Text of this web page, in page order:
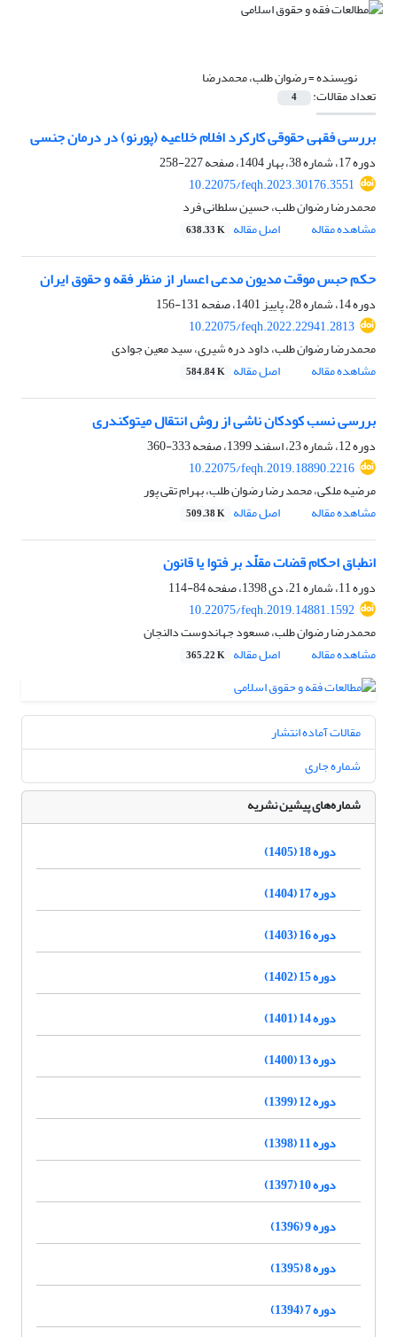
نویسنده =رضوان طلب، محمدرضا
تعداد مقالات: 4
بررسی فقهی حقوقی کارکرد افلام خلاعیه (پورنو) در درمان جنسی
دوره 17، شماره 38، بهار 1404، صفحه
227-258
10.22075/feqh.2023.30176.3551
محمدرضا رضوان طلب، حسین سلطانی فرد
مشاهده مقاله
اصل مقاله 638.33 K
حکم حبس موقت مدیون مدعی اعسار از منظر فقه و حقوق ایران
دوره 14، شماره 28، پاییز 1401، صفحه
131-156
10.22075/feqh.2022.22941.2813
محمدرضا رضوان طلب، داود دره شیری، سید معین جوادی
مشاهده مقاله
اصل مقاله 584.84 K
بررسی نسب کودکان ناشی از روش انتقال میتوکندری
دوره 12، شماره 23، اسفند 1399، صفحه
333-360
10.22075/feqh.2019.18890.2216
مرضیه ملکی، محمد رضا رضوان طلب، بهرام تقی پور
مشاهده مقاله
اصل مقاله 509.38 K
انطباق احکام قضات مقلّد بر فتوا یا قانون
دوره 11، شماره 21، دی 1398، صفحه
84-114
10.22075/feqh.2019.14881.1592
محمدرضا رضوان طلب، مسعود جهاندوست دالنجان
مشاهده مقاله
اصل مقاله 365.22 K
مقالات آماده انتشار
شماره جاری
شماره‌های پیشین نشریه
دوره 18 (1405)
دوره 17 (1404)
دوره 16 (1403)
دوره 15 (1402)
دوره 14 (1401)
دوره 13 (1400)
دوره 12 (1399)
دوره 11 (1398)
دوره 10 (1397)
دوره 9 (1396)
دوره 8 (1395)
دوره 7 (1394)